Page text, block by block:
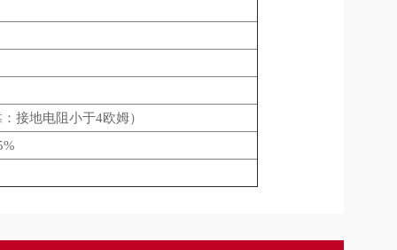
接地电阻小于4欧姆）